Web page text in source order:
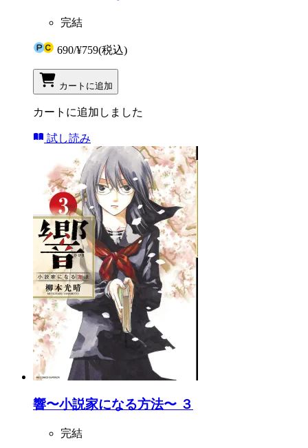
完結
690/¥759(税込)
カートに追加
カートに追加しました
試し読み
響〜小説家になる方法〜 ３
完結